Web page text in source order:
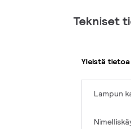
Tekniset
Yleistä tietoa
Lampun